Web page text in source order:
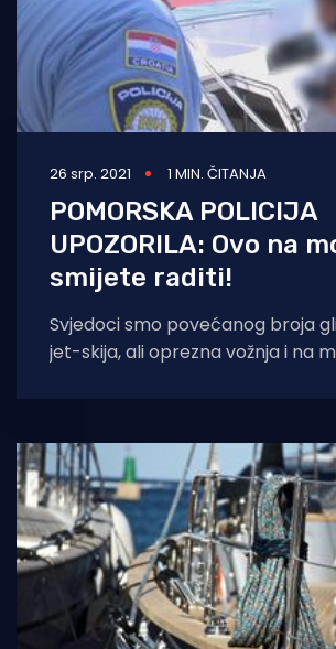
26 srp. 2021 1 MIN. ČITANJA
POMORSKA POLICIJA
UPOZORILA: Ovo na
smijete raditi!
Svjedoci smo povećanog broja
jet-skija, ali oprezna vožnja i na